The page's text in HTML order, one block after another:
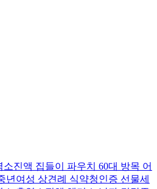
진액 집들이 파우치 60대 방목 어
년여성 상견례 식약청인증 선물세